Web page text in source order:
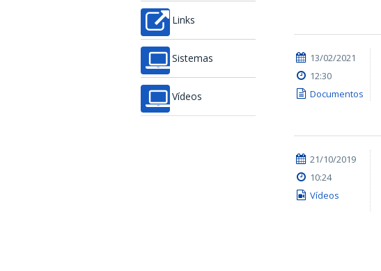
Links
Sistemas
Vídeos
13/02/2021
12:30
Documentos
21/10/2019
10:24
Vídeos